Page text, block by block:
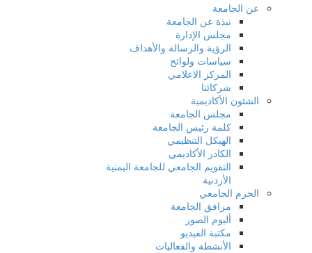
عن الجامعة
نبذة عن الجامعة
مجلس الإدارة
الرؤية والرسالة والأهداف
سياسات ولوائح
المركز الاعلامي
شركائنا
الشئون الأكاديمية
مجلس الجامعة
كلمة رئيس الجامعة
الهيكل التنظيمي
الكادر الأكاديمي
التقويم الجامعي للجامعة اليمنية
الأردنية
الحرم الجامعي
مرافق الجامعة
ألبوم الصور
مكتبة الفيديو
الأنشطة والفعاليات